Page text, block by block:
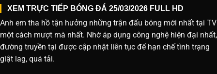
XEM TRỰC TIẾP BÓNG ĐÁ 25/03/2026 FULL HD
Anh em tha hồ tận hưởng những trận đấu bóng mới nhất tại TV
một cách mượt mà nhất. Nhờ áp dụng công nghệ hiện đại nhất,
đường truyền tại được cập nhật liên tục để hạn chế tình trạng
giật lag, quá tải.